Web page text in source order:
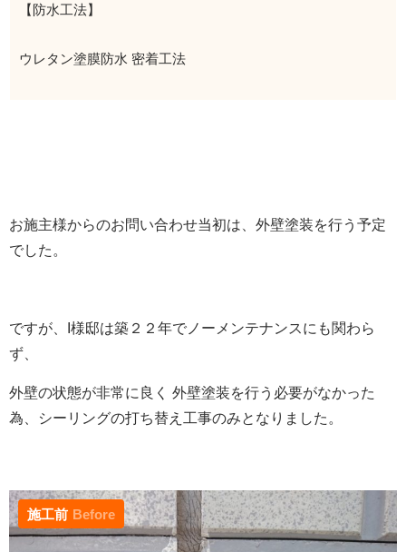
【防水工法】
ウレタン塗膜防水 密着工法
お施主様からのお問い合わせ当初は、外壁塗装を行う予定
でした。
ですが、I様邸は築２２年でノーメンテナンスにも関わら
ず、
外壁の状態が非常に良く 外壁塗装を行う必要がなかった
為、シーリングの打ち替え工事のみとなりました。
施工前 Before